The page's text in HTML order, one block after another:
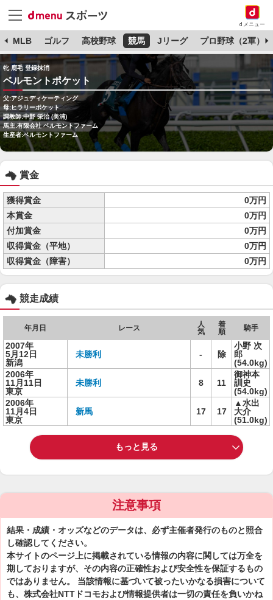
dメニュー
MLB ゴルフ 高校野球 競馬 Jリーグ プロ野球（2軍）
牝 鹿毛 登録抹消
ベルモントポケット
父:アジュディケーティング
母:ヒラリーポケット
調教師:中野 栄治 (美浦)
馬主:有限会社 ベルモントファーム
生産者:ベルモントファーム
賞金
獲得賞金
0万円
本賞金
0万円
付加賞金
0万円
収得賞金（平地）
0万円
収得賞金（障害）
0万円
競走成績
年月日 レース
人
気
着
順
騎手
2007年
5月12日
新潟
未勝利 - 除
小野 次
郎
(54.0kg)
2006年
11月11日
東京
未勝利 8 11
御神本
訓史
(54.0kg)
2006年
11月4日
東京
新馬 17 17
▲水出
大介
(51.0kg)
もっと見る
注意事項
結果・成績・オッズなどのデータは、必ず主催者発行のものと照合
し確認してください。
本サイトのページ上に掲載されている情報の内容に関しては万全を
期しておりますが、その内容の正確性および安全性を保証するもの
ではありません。 当該情報に基づいて被ったいかなる損害について
も、株式会社NTTドコモおよび情報提供者は一切の責任を負いかね